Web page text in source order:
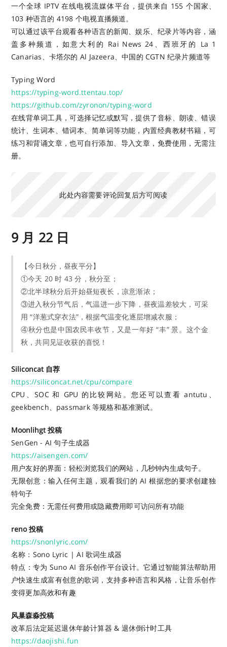
一个全球 IPTV 在线电视流媒体平台，提供来自 155 个国家、
103 种语言的 4198 个电视直播频道。
可以通过该平台观看各种语言的新闻、娱乐、纪录片等内容，涵
盖多种频道，如意大利的 Rai News 24、西班牙的 La 1
Canarias、卡塔尔的 Al Jazeera、中国的 CGTN 纪录片频道等
Typing Word
https://typing-word.ttentau.top/
https://github.com/zyronon/typing-word
在线背单词工具，可选择记忆或默写，提供了音标、朗读、错误
统计、生词本、错词本、简单词等功能，内置经典教材书籍，可
练习和背诵文章，也可自行添加、导入文章，免费使用，无需注
册。
此处内容需要评论回复后方可阅读
9 月 22 日
【今日秋分，昼夜平分】
①今天 20 时 43 分，秋分至；
②北半球秋分后开始昼短夜长，凉意渐浓；
③进入秋分节气后，气温进一步下降，昼夜温差较大，可采
用 “洋葱式穿衣法”，根据气温变化逐层增减衣服；
④秋分也是中国农民丰收节，又是一年好 “丰” 景。这个金
秋，共同见证收获的喜悦！
Siliconcat 自荐
https://siliconcat.net/cpu/compare
CPU、SOC 和 GPU 的比较网站。您还可以查看 antutu、
geekbench、passmark 等规格和基准测试。
Moonlihgt 投稿
SenGen - AI 句子生成器
https://aisengen.com/
用户友好的界面：轻松浏览我们的网站，几秒钟内生成句子。
无限创意：输入任何主题，观看我们的 AI 根据您的要求创建独
特句子
完全免费：无需任何费用或隐藏费用即可访问所有功能
reno 投稿
https://snonlyric.com/
名称：Sono Lyric | AI 歌词生成器
特点：专为 Suno AI 音乐创作平台设计。它通过智能算法帮助用
户快速生成富有创意的歌词，支持多种语言和风格，让音乐创作
变得更加高效和有趣
风巢森淼投稿
改革后法定延迟退休年龄计算器 & 退休倒计时工具
https://daojishi.fun